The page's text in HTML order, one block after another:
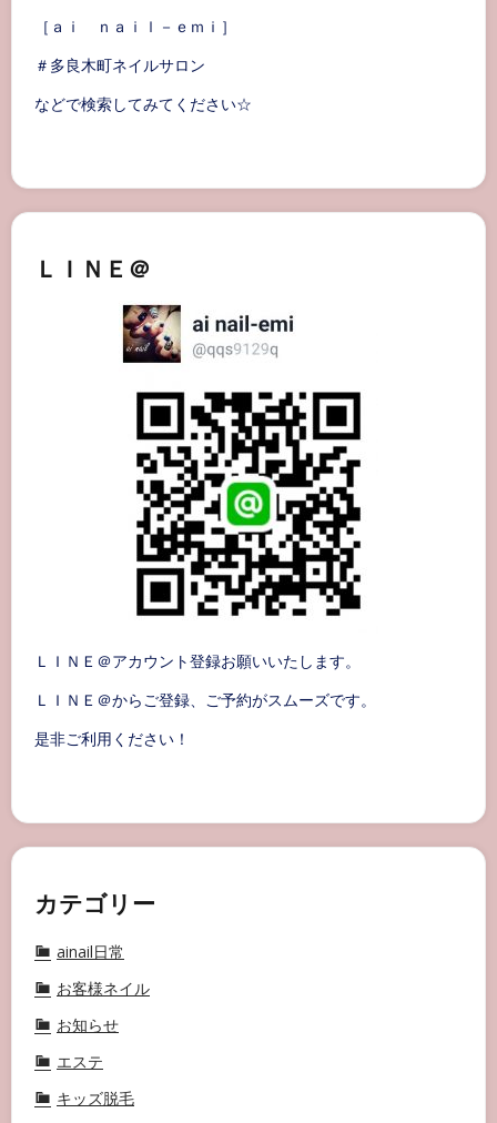
［ａｉ ｎａｉｌ－ｅｍｉ］
＃多良木町ネイルサロン
などで検索してみてください☆
ＬＩＮＥ＠
ＬＩＮＥ＠アカウント登録お願いいたします。
ＬＩＮＥ＠からご登録、ご予約がスムーズです。
是非ご利用ください！
カテゴリー
ainail日常
お客様ネイル
お知らせ
エステ
キッズ脱毛